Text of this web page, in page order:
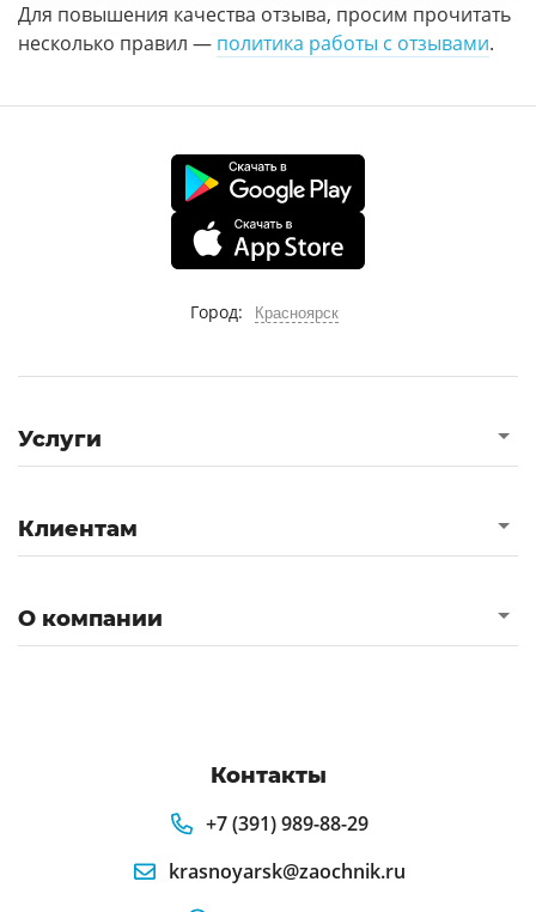
Для повышения качества отзыва, просим прочитать
несколько правил — политика работы с отзывами.
Город: Красноярск
Услуги
Клиентам
О компании
Контакты
+7 (391) 989-88-29
krasnoyarsk@zaochnik.ru